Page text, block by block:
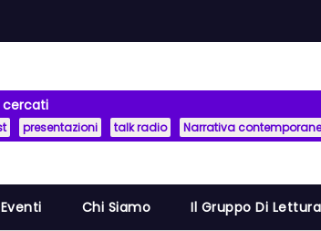
cercati
presentazioni talk radio Narrativa
Eventi Chi Siamo Il Gruppo Di Lettura